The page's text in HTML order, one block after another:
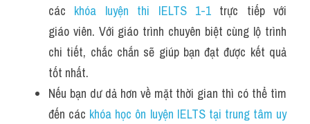
các khóa luyện thi IELTS 1-1 trực tiếp với
giáo viên. Với giáo trình chuyên biệt cùng lộ trình
chi tiết, chắc chắn sẽ giúp bạn đạt được kết quả
tốt nhất.
Nếu bạn dư dả hơn về mặt thời gian thì có thể tìm
đến các khóa học ôn luyện IELTS tại trung tâm uy